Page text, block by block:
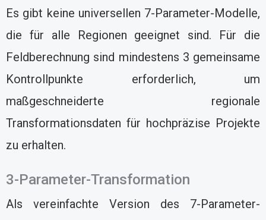
Es gibt keine universellen 7-Parameter-Modelle,
die für alle Regionen geeignet sind. Für die
Feldberechnung sind mindestens 3 gemeinsame
Kontrollpunkte erforderlich, um
maßgeschneiderte regionale
Transformationsdaten für hochpräzise Projekte
zu erhalten.
3-Parameter-Transformation
Als vereinfachte Version des 7-Parameter-